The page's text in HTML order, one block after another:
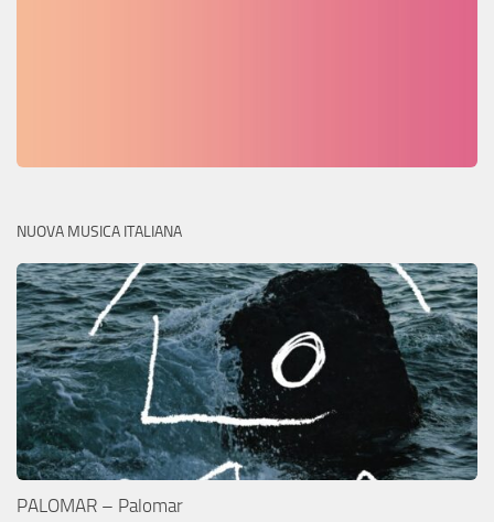
NUOVA MUSICA ITALIANA
PALOMAR – Palomar